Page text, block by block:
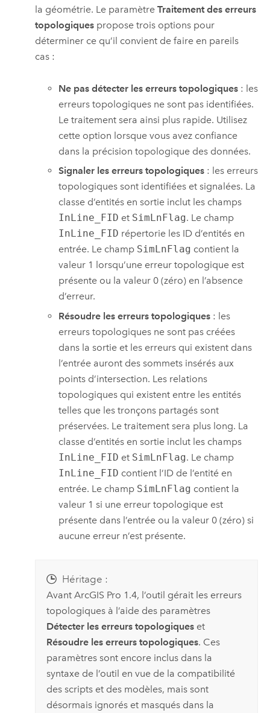
la géométrie. Le paramètreTraitement des erreurs
topologiques propose trois options pour
déterminer ce qu’il convient de faire en pareils
cas :
Ne pas détecter les erreurs topologiques : les
erreurs topologiques ne sont pas identifiées.
Le traitement sera ainsi plus rapide. Utilisez
cette option lorsque vous avez confiance
dans la précision topologique des données.
Signaler les erreurs topologiques : les erreurs
topologiques sont identifiées et signalées. La
classe d’entités en sortie inclut les champs
InLine_FID et SimLnFlag. Le champ
InLine_FID répertorie les ID d’entités en
entrée. Le champ SimLnFlag contient la
valeur 1 lorsqu’une erreur topologique est
présente ou la valeur 0 (zéro) en l’absence
d’erreur.
Résoudre les erreurs topologiques : les
erreurs topologiques ne sont pas créées
dans la sortie et les erreurs qui existent dans
l’entrée auront des sommets insérés aux
points d’intersection. Les relations
topologiques qui existent entre les entités
telles que les tronçons partagés sont
préservées. Le traitement sera plus long. La
classe d’entités en sortie inclut les champs
InLine_FID et SimLnFlag. Le champ
InLine_FID contient l’ID de l’entité en
entrée. Le champ SimLnFlag contient la
valeur 1 si une erreur topologique est
présente dans l’entrée ou la valeur 0 (zéro) si
aucune erreur n’est présente.
Héritage :
Avant ArcGIS Pro 1.4, l’outil gérait les erreurs
topologiques à l’aide des paramètres
Détecter les erreurs topologiqueset
Résoudre les erreurs topologiques. Ces
paramètres sont encore inclus dans la
syntaxe de l’outil en vue de la compatibilité
des scripts et des modèles, mais sont
désormais ignorés et masqués dans la